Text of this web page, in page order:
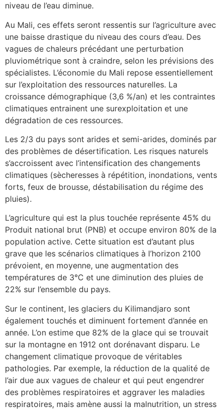
niveau de l’eau diminue.
Au Mali, ces effets seront ressentis sur l’agriculture avec
une baisse drastique du niveau des cours d’eau. Des
vagues de chaleurs précédant une perturbation
pluviométrique sont à craindre, selon les prévisions des
spécialistes. L’économie du Mali repose essentiellement
sur l’exploitation des ressources naturelles. La
croissance démographique (3,6 %/an) et les contraintes
climatiques entrainent une surexploitation et une
dégradation de ces ressources.
Les 2/3 du pays sont arides et semi-arides, dominés par
des problèmes de désertification. Les risques naturels
s’accroissent avec l’intensification des changements
climatiques (sècheresses à répétition, inondations, vents
forts, feux de brousse, déstabilisation du régime des
pluies).
L’agriculture qui est la plus touchée représente 45% du
Produit national brut (PNB) et occupe environ 80% de la
population active. Cette situation est d’autant plus
grave que les scénarios climatiques à l’horizon 2100
prévoient, en moyenne, une augmentation des
températures de 3°C et une diminution des pluies de
22% sur l’ensemble du pays.
Sur le continent, les glaciers du Kilimandjaro sont
également touchés et diminuent fortement d’année en
année. L’on estime que 82% de la glace qui se trouvait
sur la montagne en 1912 ont dorénavant disparu. Le
changement climatique provoque de véritables
pathologies. Par exemple, la réduction de la qualité de
l’air due aux vagues de chaleur et qui peut engendrer
des problèmes respiratoires et aggraver les maladies
respiratoires, mais amène aussi la malnutrition, un stress